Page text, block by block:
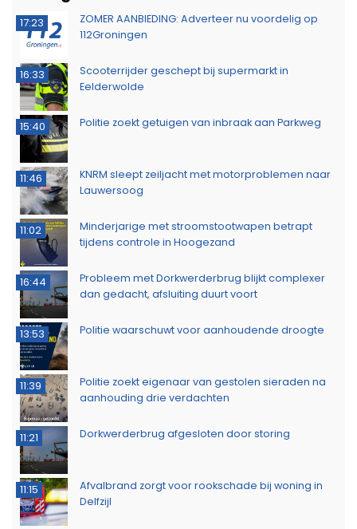
17:23
ZOMER AANBIEDING: Adverteer nu voordelig op
112Groningen
16:33
Scooterrijder geschept bij supermarkt in
Eelderwolde
15:40 Politie zoekt getuigen van inbraak aan Parkweg
11:46
KNRM sleept zeiljacht met motorproblemen naar
Lauwersoog
11:02
Minderjarige met stroomstootwapen betrapt
tijdens controle in Hoogezand
16:44
Probleem met Dorkwerderbrug blijkt complexer
dan gedacht, afsluiting duurt voort
13:53 Politie waarschuwt voor aanhoudende droogte
11:39
Politie zoekt eigenaar van gestolen sieraden na
aanhouding drie verdachten
11:21 Dorkwerderbrug afgesloten door storing
11:15
Afvalbrand zorgt voor rookschade bij woning in
Delfzijl